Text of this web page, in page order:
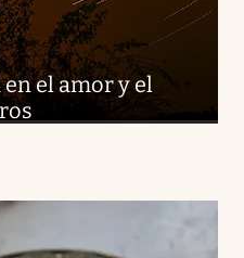
el amor y el